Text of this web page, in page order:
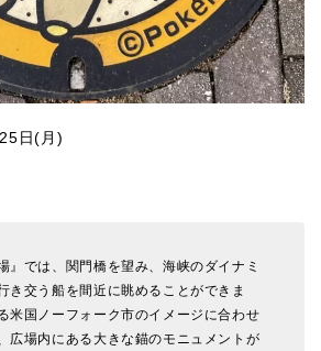
日(月)
』では、関門橋を望み、海峡のダイナミ
き交う船を間近に眺めることができま
米国ノーフォーク市のイメージに合わせ
広場内にある大きな錨のモニュメントが